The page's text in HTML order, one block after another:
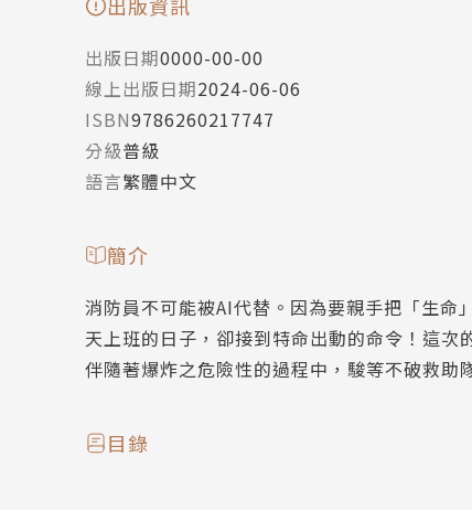
出版日期0000-00-00
線上出版日期2024-06-06
ISBN9786260217747
分級普級
語言繁體中文
簡介
消防員不可能被AI代替。因為要親手把「生命
天上班的日子，卻接到特命出動的命令！這
伴隨著爆炸之危險性的過程中，駿等不破救助
目錄